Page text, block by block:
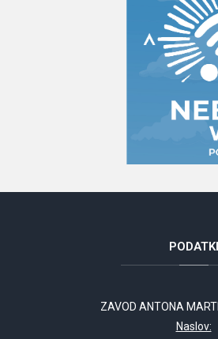
PODATKI
ZAVOD ANTONA
Naslov: